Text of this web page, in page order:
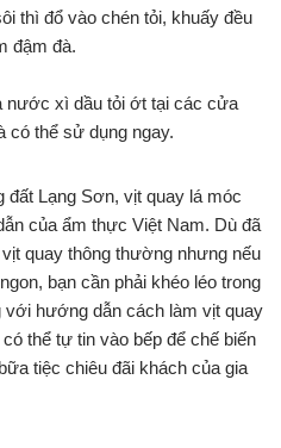
thì đổ vào chén tỏi, khuấy đều
đậm đà.
nước xì dầu tỏi ớt tại các cửa
có thể sử dụng ngay.
Lạng Sơn, vịt quay lá móc
của ẩm thực Việt Nam. Dù đã
quay thông thường nhưng nếu
bạn cần phải khéo léo trong
hướng dẫn cách làm vịt quay
thể tự tin vào bếp để chế biến
tiệc chiêu đãi khách của gia